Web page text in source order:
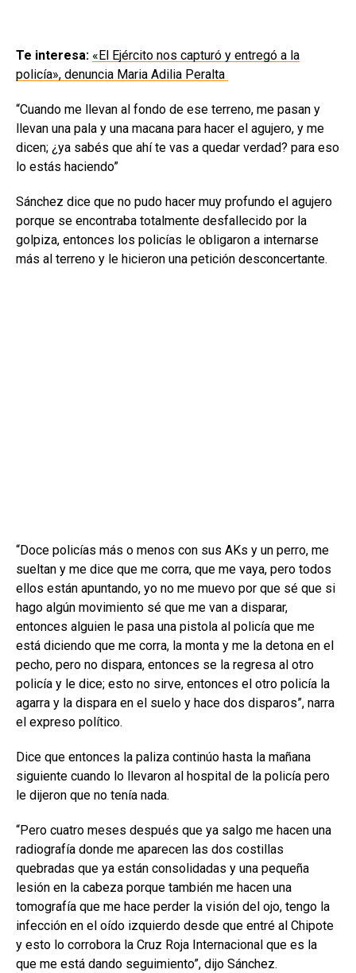
Te interesa: «El Ejército nos capturó y entregó a la
policía», denuncia Maria Adilia Peralta
“Cuando me llevan al fondo de ese terreno, me pasan y
llevan una pala y una macana para hacer el agujero, y me
dicen; ¿ya sabés que ahí te vas a quedar verdad? para eso
lo estás haciendo”
Sánchez dice que no pudo hacer muy profundo el agujero
porque se encontraba totalmente desfallecido por la
golpiza, entonces los policías le obligaron a internarse
más al terreno y le hicieron una petición desconcertante.
“Doce policías más o menos con sus AKs y un perro, me
sueltan y me dice que me corra, que me vaya, pero todos
ellos están apuntando, yo no me muevo por que sé que si
hago algún movimiento sé que me van a disparar,
entonces alguien le pasa una pistola al policía que me
está diciendo que me corra, la monta y me la detona en el
pecho, pero no dispara, entonces se la regresa al otro
policía y le dice; esto no sirve, entonces el otro policía la
agarra y la dispara en el suelo y hace dos disparos”, narra
el expreso político.
Dice que entonces la paliza continúo hasta la mañana
siguiente cuando lo llevaron al hospital de la policía pero
le dijeron que no tenía nada.
“Pero cuatro meses después que ya salgo me hacen una
radiografía donde me aparecen las dos costillas
quebradas que ya están consolidadas y una pequeña
lesión en la cabeza porque también me hacen una
tomografía que me hace perder la visión del ojo, tengo la
infección en el oído izquierdo desde que entré al Chipote
y esto lo corrobora la Cruz Roja Internacional que es la
que me está dando seguimiento”, dijo Sánchez.